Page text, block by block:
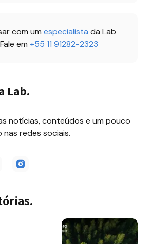
com um especialista da Lab
em +55 11 91282-2323
Lab.
notícias, conteúdos e um pouco
redes sociais.